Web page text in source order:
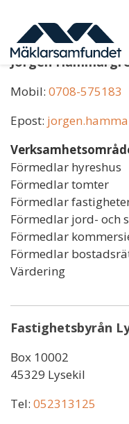
huvudinnehåll
Jörgen
Mobil: 0708-575183
Epost:
Förmedlar hyreshus
Förmedlar tomter
Förmedlar
Förmedlar jord- och
Förmedlar
Förmedlar
Värdering
Fastighetsbyrån
Box 10002
45329 Lysekil
Tel: 052313125